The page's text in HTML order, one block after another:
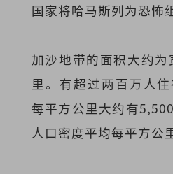
国家将哈马斯列为恐怖
加沙地带的面积大约
里。有超过两百万人
每平方公里大约有
人口密度平均每平方公